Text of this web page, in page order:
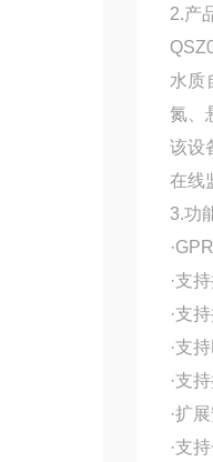
2.产
水质
氮、
该设
在线
3.功
·支
·支
·支
·支
·扩
·支